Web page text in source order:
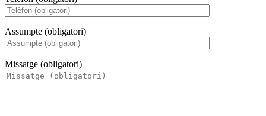
Assumpte (obligatori)
Missatge (obligatori)